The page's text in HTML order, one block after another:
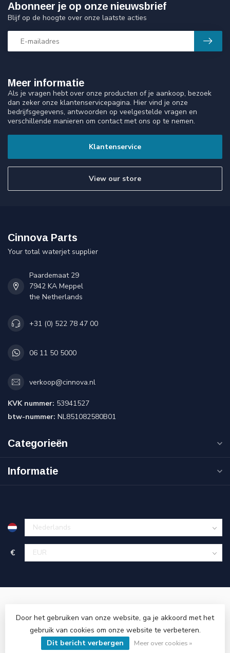
Meer informatie
Als je vragen hebt over onze producten of je aankoop, bezoek
dan zeker onze klantenservicepagina. Hier vind je onze
bedrijfsgegevens, antwoorden op veelgestelde vragen en
verschillende manieren om contact met ons op te nemen.
Klantenservice
View our store
Abonneer je op onze nieuwsbrief
Blijf op de hoogte over onze laatste acties
Cinnova Parts
Your total waterjet supplier
Paardemaat 29
7942 KA Meppel
the Netherlands
+31 (0) 522 78 47 00
06 11 50 5000
verkoop@cinnova.nl
KVK nummer: 53941527
btw-nummer: NL851082580B01
Categorieën
Informatie
€
© Copyright 2026 Cinnova Parts- Powered byLightspeed-
Lightspeed designby Dyvelopment
Door het gebruiken van onze website, ga je akkoord met het
gebruik van cookies om onze website te verbeteren.
Dit bericht verbergen
Meer over cookies »